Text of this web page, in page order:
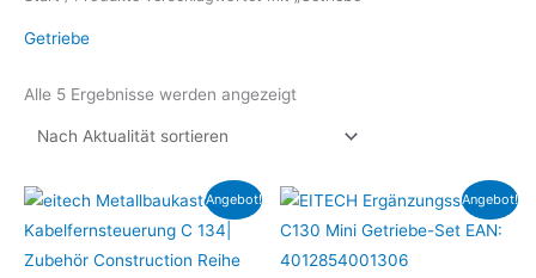
Getriebe
Alle 5 Ergebnisse werden angezeigt
Angebot!
Ursprünglicher
Preis
war:
20,99 €
Aktueller
Preis
ist:
17,99 €.
Angebot!
Ursprünglicher
war:
20,99 €
Aktueller
ist:
19,99 €.